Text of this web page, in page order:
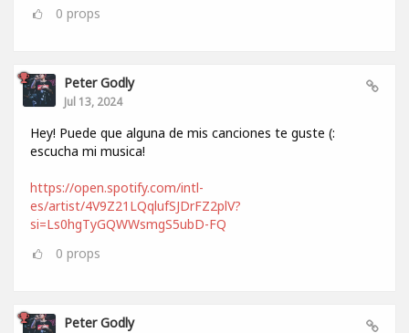
0 props
Peter Godly
Jul 13, 2024
Hey! Puede que alguna de mis canciones te guste (:
escucha mi musica!
https://open.spotify.com/intl-
es/artist/4V9Z21LQqlufSJDrFZ2plV?
si=Ls0hgTyGQWWsmgS5ubD-FQ
0 props
Peter Godly